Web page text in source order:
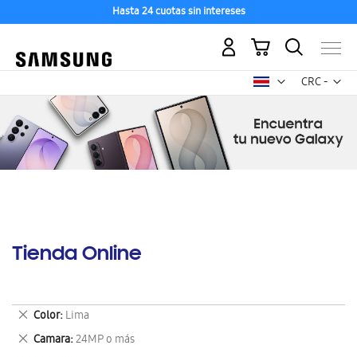
Hasta 24 cuotas sin intereses
CRC -
colón
Mi carrito
Tienda Online
Color Lima
Eliminar
este
artículo
Camara 24MP o más
Eliminar